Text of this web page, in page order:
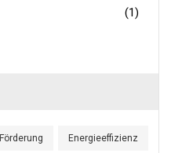
(1)
Energieeffizienz